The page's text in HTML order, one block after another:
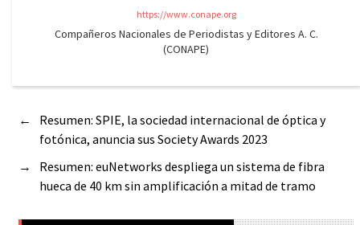
https://www.conape.org
Compañeros Nacionales de Periodistas y Editores A. C.
(CONAPE)
←
Resumen: SPIE, la sociedad internacional de óptica y
fotónica, anuncia sus Society Awards 2023
→
Resumen: euNetworks despliega un sistema de fibra
hueca de 40 km sin amplificación a mitad de tramo